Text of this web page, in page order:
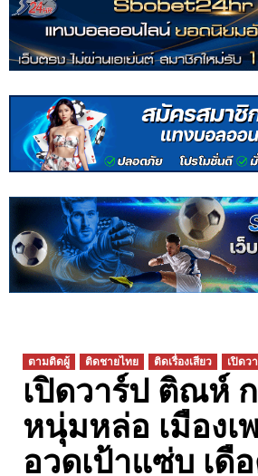
ตามติดผู้ ติดชายไทย ติดเรื่องเสียว เปิดว
เปิดวาร์ป ติณห์
หนุ่มหล่อ เมือง
อวดเป้าแซ่บ เดื